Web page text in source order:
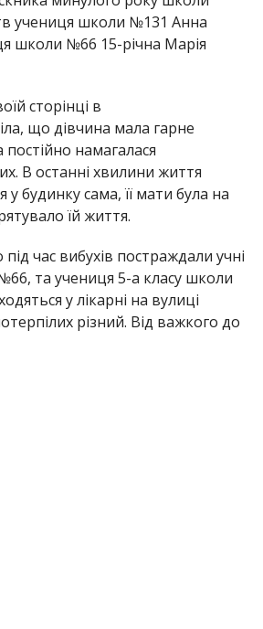
учениця школи №131 Анна
школи №66 15-річна Марія
сторінці в
що дівчина мала гарне
намагалася
В останні хвилини життя
у будинку сама, її мати була на
їй життя.
час вибухів постраждали учні
та учениця 5-а класу школи
у лікарні на вулиці
різний. Від важкого до